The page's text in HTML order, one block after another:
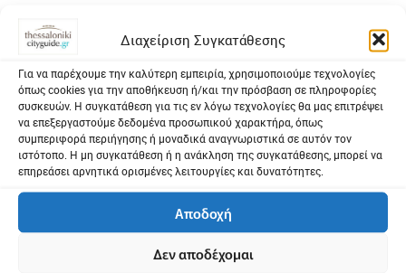
Διαχείριση Συγκατάθεσης
Για να παρέχουμε την καλύτερη εμπειρία, χρησιμοποιούμε τεχνολογίες
όπως cookies για την αποθήκευση ή/και την πρόσβαση σε πληροφορίες
συσκευών. Η συγκατάθεση για τις εν λόγω τεχνολογίες θα μας επιτρέψει
να επεξεργαστούμε δεδομένα προσωπικού χαρακτήρα, όπως
συμπεριφορά περιήγησης ή μοναδικά αναγνωριστικά σε αυτόν τον
ιστότοπο. Η μη συγκατάθεση ή η ανάκληση της συγκατάθεσης, μπορεί να
επηρεάσει αρνητικά ορισμένες λειτουργίες και δυνατότητες.
Αποδοχή
Δεν αποδέχομαι
Β ζώνη
Κανονικό: 25 €
Ομαδικά: 15 €
Γ ζώνη
Κανονικό: 20 €
Ομαδικά: 15 €